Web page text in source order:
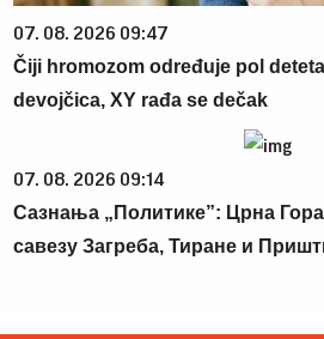
07. 08. 2026 09:47
Čiji hromozom određuje pol
devojčica, XY rađa se dečak
07. 08. 2026 09:14
Сазнања „Политике”: Црна
савезу Загреба, Тиране и